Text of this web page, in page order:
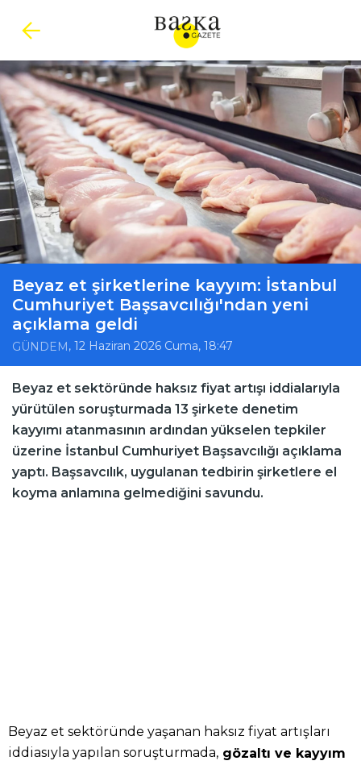
Beyaz et şirketlerine kayyım: İstanbul
Cumhuriyet Başsavcılığı'ndan yeni
açıklama geldi
GÜNDEM , 12 Haziran 2026 Cuma, 18:47
Beyaz et sektöründe haksız fiyat artışı iddialarıyla
yürütülen soruşturmada 13 şirkete denetim
kayyımı atanmasının ardından yükselen tepkiler
üzerine İstanbul Cumhuriyet Başsavcılığı açıklama
yaptı. Başsavcılık, uygulanan tedbirin şirketlere el
koyma anlamına gelmediğini savundu.
Beyaz et sektöründe yaşanan haksız fiyat artışları
iddiasıyla yapılan soruşturmada, gözaltı ve kayyım